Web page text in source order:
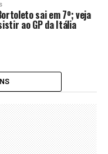
sai em 7º; veja
ao GP da Itália